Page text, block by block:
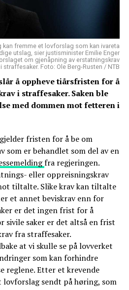
fremme et lovforslag som kan ivareta
utslag, sier justisminister Emilie Enger
om gjenåpning av erstatningskrav
i straffesaker. Foto: Ole Berg-Rusten / NTB
å oppheve tiårsfristen for å
i straffesaker. Saken ble
med dommen mot fetteren i
fristen for å be om
som er behandlet som del av en
fra regjeringen.
eller oppreisningskrav
tiltalte. Slike krav kan tiltalte
et annet beviskrav enn for
er det ingen frist for å
sivile saker er det altså en frist
fra straffesaker.
at vi skulle se på lovverket
som kan forhindre
reglene. Etter et krevende
sendt på høring, som